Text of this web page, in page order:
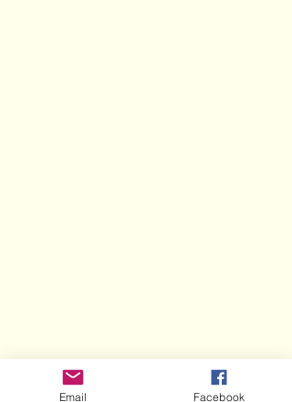
Email Facebook